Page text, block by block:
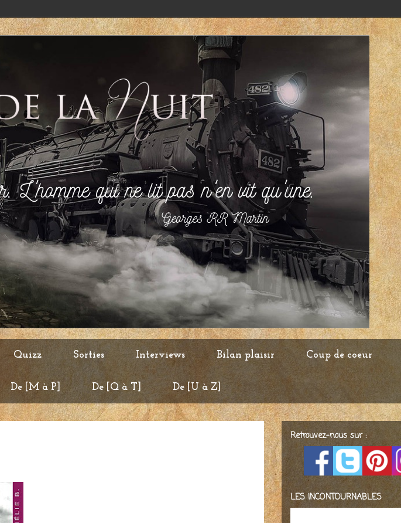
Quizz Sorties Interviews Bilan plaisir Coup de coeur
De [M à P] De [Q à T] De [U à Z]
Retrouvez-nous sur :
LES INCONTOURNABLES